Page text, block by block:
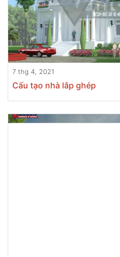
7 thg 4, 2021
Cấu tạo nhà lắp ghép